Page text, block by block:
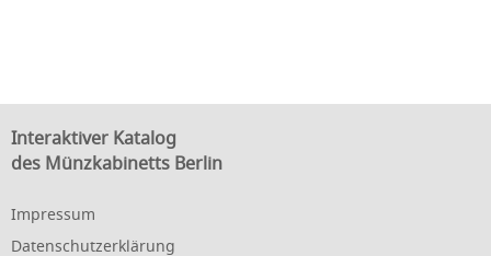
Interaktiver Katalog
des Münzkabinetts Berlin
Impressum
Datenschutzerklärung